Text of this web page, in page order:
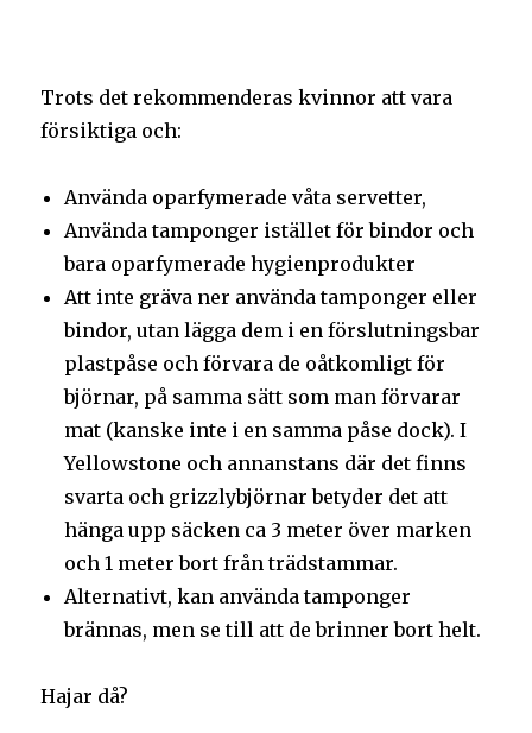
Trots det rekommenderas kvinnor att vara
försiktiga och:
Använda oparfymerade våta servetter,
Använda tamponger istället för bindor och
bara oparfymerade hygienprodukter
Att inte gräva ner använda tamponger eller
bindor, utan lägga dem i en förslutningsbar
plastpåse och förvara de oåtkomligt för
björnar, på samma sätt som man förvarar
mat (kanske inte i en samma påse dock). I
Yellowstone och annanstans där det finns
svarta och grizzlybjörnar betyder det att
hänga upp säcken ca 3 meter över marken
och 1 meter bort från trädstammar.
Alternativt, kan använda tamponger
brännas, men se till att de brinner bort helt.
Hajar då?